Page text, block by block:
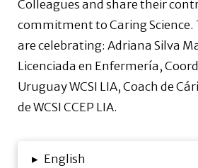
Colleagues and share their
commitment to Caring Science.
are celebrating: Adriana Silva
Licenciada en Enfermería,
Uruguay WCSI LIA, Coach de
de WCSI CCEP LIA.
▸ English